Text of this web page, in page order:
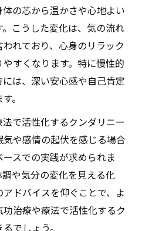
の芯から温かさや心地よい
こうした変化は、気の流れ
れており、心身のリラック
すくなります。特に慢性的
は、深い安心感や自己肯定
。
で活性化するクンダリニー
や感情の起伏を感じる場合
スでの実践が求められま
や気分の変化を見える化
ドバイスを仰ぐことで、よ
治療や療法で活性化するク
でしょう。